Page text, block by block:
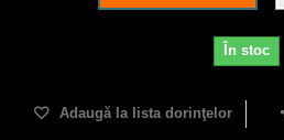
În stoc
Adaugă la lista dorinţelor